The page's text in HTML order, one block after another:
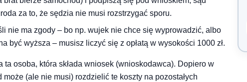
za to, że sędzia nie musi rozstrzygać sporu.
nie ma zgody – bo np. wujek nie chce się wyprowadzić, albo
być wyższa – musisz liczyć się z opłatą w wysokości 1000 zł.
ta osoba, która składa wniosek (wnioskodawca). Dopiero w
(ale nie musi) rozdzielić te koszty na pozostałych